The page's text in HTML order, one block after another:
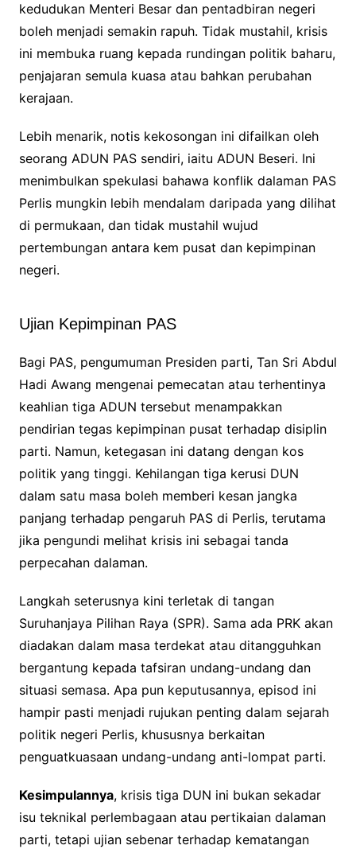
kedudukan Menteri Besar dan pentadbiran negeri
boleh menjadi semakin rapuh. Tidak mustahil, krisis
ini membuka ruang kepada rundingan politik baharu,
penjajaran semula kuasa atau bahkan perubahan
kerajaan.
Lebih menarik, notis kekosongan ini difailkan oleh
seorang ADUN PAS sendiri, iaitu ADUN Beseri. Ini
menimbulkan spekulasi bahawa konflik dalaman PAS
Perlis mungkin lebih mendalam daripada yang dilihat
di permukaan, dan tidak mustahil wujud
pertembungan antara kem pusat dan kepimpinan
negeri.
Ujian Kepimpinan PAS
Bagi PAS, pengumuman Presiden parti, Tan Sri Abdul
Hadi Awang mengenai pemecatan atau terhentinya
keahlian tiga ADUN tersebut menampakkan
pendirian tegas kepimpinan pusat terhadap disiplin
parti. Namun, ketegasan ini datang dengan kos
politik yang tinggi. Kehilangan tiga kerusi DUN
dalam satu masa boleh memberi kesan jangka
panjang terhadap pengaruh PAS di Perlis, terutama
jika pengundi melihat krisis ini sebagai tanda
perpecahan dalaman.
Langkah seterusnya kini terletak di tangan
Suruhanjaya Pilihan Raya (SPR). Sama ada PRK akan
diadakan dalam masa terdekat atau ditangguhkan
bergantung kepada tafsiran undang-undang dan
situasi semasa. Apa pun keputusannya, episod ini
hampir pasti menjadi rujukan penting dalam sejarah
politik negeri Perlis, khususnya berkaitan
penguatkuasaan undang-undang anti-lompat parti.
Kesimpulannya, krisis tiga DUN ini bukan sekadar
isu teknikal perlembagaan atau pertikaian dalaman
parti, tetapi ujian sebenar terhadap kematangan